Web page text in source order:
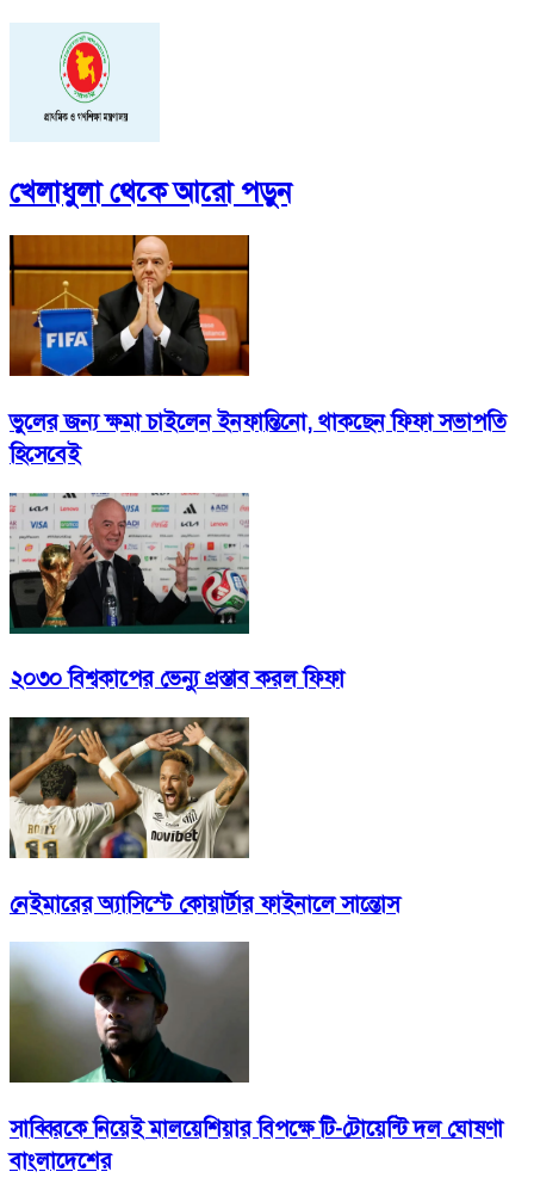
খেলাধুলাথেকে আরো পড়ুন
ভুলের জন্য ক্ষমা চাইলেন ইনফান্তিনো, থাকছেন ফিফা সভাপতি
হিসেবেই
২০৩০ বিশ্বকাপের ভেন্যু প্রস্তাব করল ফিফা
নেইমারের অ্যাসিস্টে কোয়ার্টার ফাইনালে সান্তোস
সাব্বিরকে নিয়েই মালয়েশিয়ার বিপক্ষে টি-টোয়েন্টি দল ঘোষণা
বাংলাদেশের